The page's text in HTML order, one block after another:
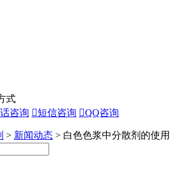
咨询 短信咨询 QQ咨询
> 新闻动态 > 白色色浆中分散剂的使用